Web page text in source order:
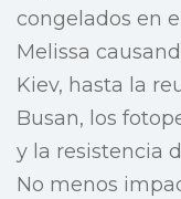
congelados en
Melissa
Kiev, hasta la
Busan, los
y la resistencia
No menos